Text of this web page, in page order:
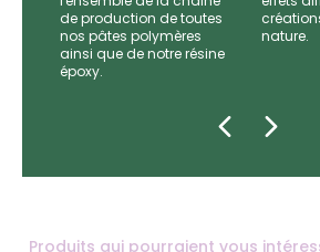
de production de toutes
nos pâtes polymères
ainsi que de notre résine
époxy.
nature.
Produits qui pourraient vous